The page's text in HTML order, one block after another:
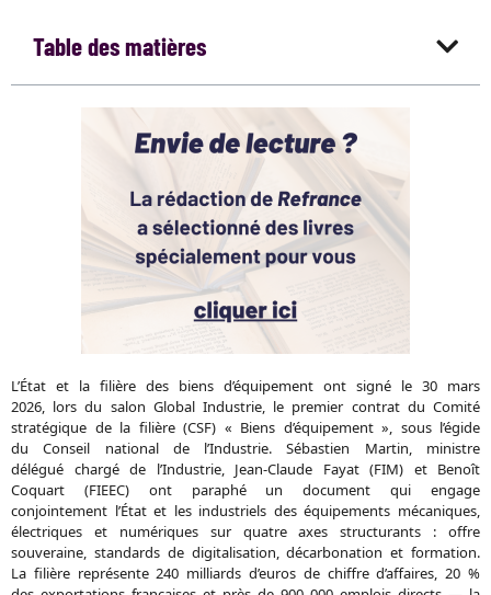
Table des matières
L’État et la filière des biens d’équipement ont signé le 30 mars
2026, lors du salon Global Industrie, le premier contrat du Comité
stratégique de la filière (CSF) « Biens d’équipement », sous l’égide
du Conseil national de l’Industrie. Sébastien Martin, ministre
délégué chargé de l’Industrie, Jean-Claude Fayat (FIM) et Benoît
Coquart (FIEEC) ont paraphé un document qui engage
conjointement l’État et les industriels des équipements mécaniques,
électriques et numériques sur quatre axes structurants : offre
souveraine, standards de digitalisation, décarbonation et formation.
La filière représente 240 milliards d’euros de chiffre d’affaires, 20 %